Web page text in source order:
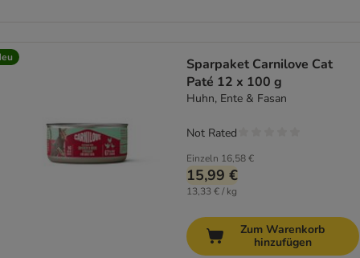
Sparpaket Carnilove Cat
Paté 12 x 100 g
Huhn, Ente & Fasan
Einzeln 16,58 €
15,99 €
13,33 € / kg
Not Rated
Zum Warenkorb
hinzufügen